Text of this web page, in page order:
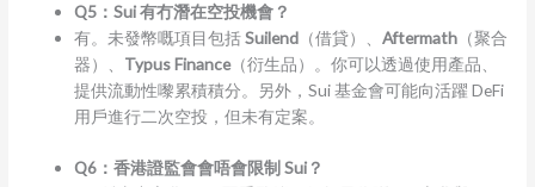
Q5：Sui 有冇潛在空投機會？
有。未發幣嘅項目包括Suilend （借貸）、Aftermath （聚合
器）、 Typus Finance（衍生品）。你可以透過使用產品、
提供流動性嚟累積積分。另外，Sui 基金會可能向活躍 DeFi
用戶進行二次空投，但未有定案。
Q6：香港證監會會唔會限制 Sui？